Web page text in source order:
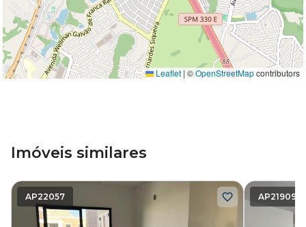
Leaflet | ©OpenStreetMapcontributors
Imóveis similares
AP22057 AP21909